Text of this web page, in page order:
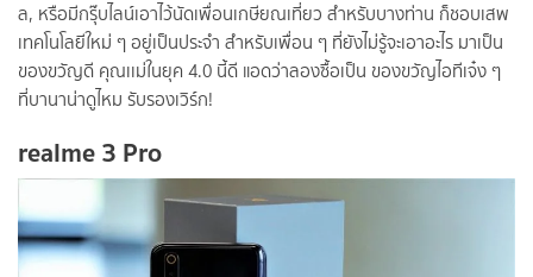
ล, หรือมีกรุ๊บไลน์เอาไว้นัดเพื่อนเกษียณเที่ยว สำหรับบางท่าน ก็ชอบเสพ
เทคโนโลยีใหม่ ๆ อยู่เป็นประจำ สำหรับเพื่อน ๆ ที่ยังไม่รู้จะเอาอะไร มาเป็น
ของขวัญดี คุณเเม่ในยุค 4.0 นี้ดี แอดว่าลองซื้อเป็น ของขวัญไอทีเจ๋ง ๆ
ที่บานาน่าดูไหม รับรองเวิร์ก!
realme 3 Pro